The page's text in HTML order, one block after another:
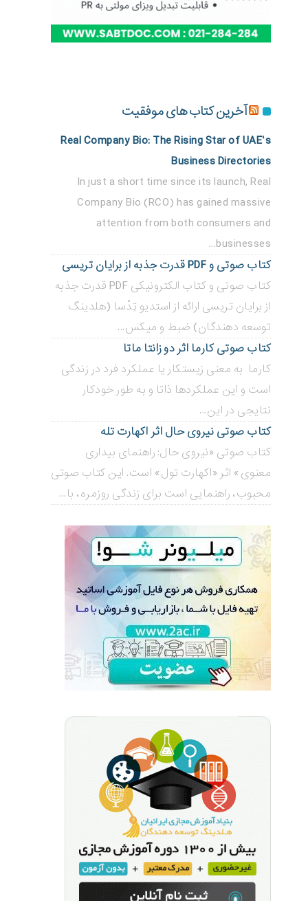
آخرین کتاب های موفقیت
Real Company Bio: The Rising Star of UAE’s
Business Directories
In just a short time since its launch, Real
Company Bio (RCO) has gained massive
attention from both consumers and
businesses...
کتاب صوتی و PDF قدرت جذبه از برایان تریسی
کتاب صوتی و کتاب الکترونیکی PDF قدرت جذبه
از برایان تریسی ارائه از استدیو تِدْسا (هلدینگ
توسعه دهندگان) ضبط و میکس...
کتاب صوتی کارما اثر دو زانتا ماتا
کارما به معنی زیستکار یا عملکرد فرد در زندگی
است و این عملکردها ذاتا و به طور خودکار
نتایجی در این...
کتاب صوتی نیروی حال اثر اکهارت تله
کتاب صوتی «نیروی حال: راهنمای بیداری
معنوی» اثر «اکهارت تول» است. این کتاب صوتی
محبوب، راهنمایی است برای زندگی روزمره، با...